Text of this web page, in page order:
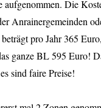
aufgenommen. Die
Anrainergemeinden
pro Jahr 365
ganze BL 595 Euro!
sind faire Preise!